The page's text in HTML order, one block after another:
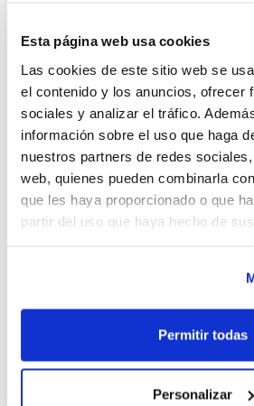
Esta página web usa cookies
Las cookies de este sitio web se
el contenido y los anuncios, ofrecer
sociales y analizar el tráfico.
información sobre el uso que haga
nuestros partners de redes
web, quienes pueden combinarla
que les haya proporcionado o que
partir del uso que haya hecho de
Permitir todas
Personalizar